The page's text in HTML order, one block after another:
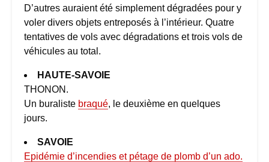
D’autres auraient été simplement dégradées pour y
voler divers objets entreposés à l’intérieur. Quatre
tentatives de vols avec dégradations et trois vols de
véhicules au total.
HAUTE-SAVOIE
THONON.
Un buraliste braqué, le deuxième en quelques
jours.
SAVOIE
Epidémie d’incendies et pétage de plomb d’un ado.